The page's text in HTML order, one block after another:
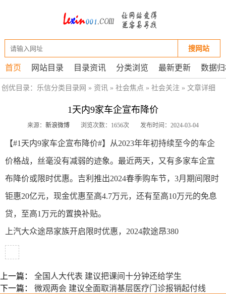
搜网站
首页 网站目录 目录资讯 分类浏览 最新更新 数据
创优目录： 乐信分类目录网 » 资讯 » 社会焦点 » 社会关注 » 文章详细
1天内9家车企宣布降价
来源：新浪微博 浏览次数：1656次 发布时间：2024-03-04
【#1天内9家车企宣布降价#】从2023年年初持续至今的车企
价格战，丝毫没有减弱的迹象。最近两天，又有多家车企宣
布降价或限时优惠。吉利推出2024春季购车节，3月期间限时
钜惠20亿元，现金优惠至高4.7万元，还有至高10万元的免息
贷，至高1万元的置换补贴。
上汽大众途昂家族开启限时优惠，2024款途昂380
上一篇： 全国人大代表 建议把课间十分钟还给学生
下一篇： 微观两会 建议全面取消基层医疗门诊报销起付线